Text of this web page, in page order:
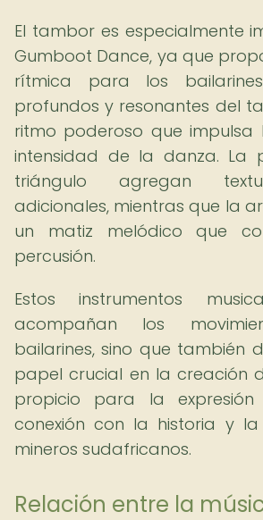
El tambor es especialmente
Gumboot Dance, ya que
rítmica para los
profundos y resonantes del
ritmo poderoso que
intensidad de la danza. La
triángulo agregan
adicionales, mientras que la
un matiz melódico que
percusión.
Estos instrumentos
acompañan los
bailarines, sino que también
papel crucial en la creación
propicio para la
conexión con la historia y
mineros sudafricanos.
Relación entre la